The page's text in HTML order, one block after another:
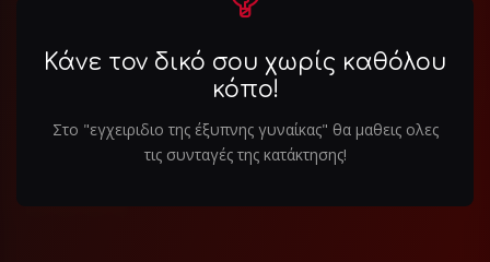
Κάνε τον δικό σου χωρίς καθόλου
κόπο!
Στο "εγχειριδιο της έξυπνης γυναίκας" θα μαθεις ολες
τις συνταγές της κατάκτησης!